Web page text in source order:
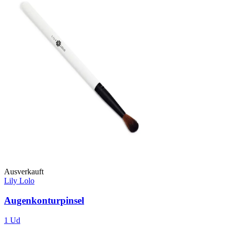
Ausverkauft
Lily Lolo
Augenkonturpinsel
1 Ud